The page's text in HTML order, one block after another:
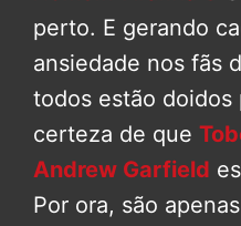
perto. E gerando
ansiedade nos fãs
todos estão doidos
certeza de que
Andrew Garfield
Por ora, são